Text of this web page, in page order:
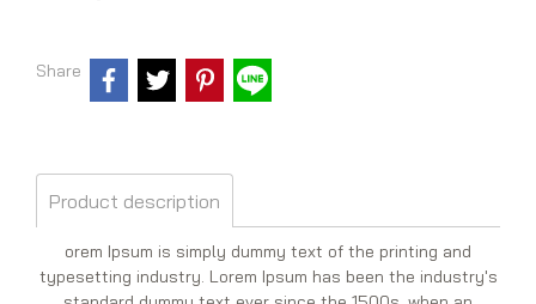
Share
Product description
orem Ipsum is simply dummy text of the printing and
typesetting industry. Lorem Ipsum has been the industry's